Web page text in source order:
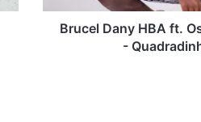
Brucel Dany HBA ft.
-